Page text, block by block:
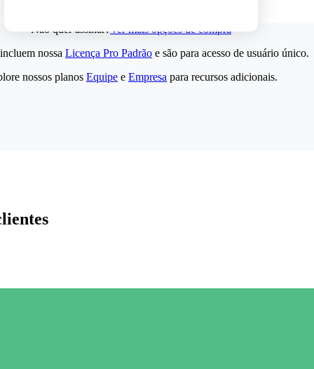
Não quer assinar?Ver mais opções de compra
nossa Licença Pro Padrão e são para acesso de usuário único.
nossos planos Equipe e Empresa para recursos adicionais.